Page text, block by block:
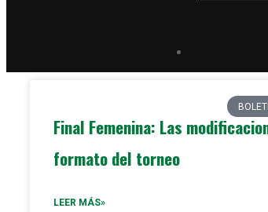
Final Femenina: Las
formato del torneo
LEER MÁS»